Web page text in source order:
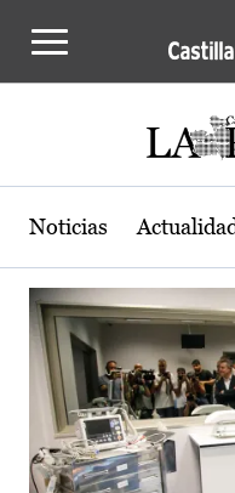
Actualidad de
Noticias